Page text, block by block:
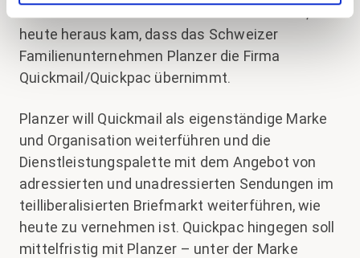
heute heraus kam, dass das Schweizer
Familienunternehmen Planzer die Firma
Quickmail/Quickpac übernimmt.
Planzer will Quickmail als eigenständige Marke
und Organisation weiterführen und die
Dienstleistungspalette mit dem Angebot von
adressierten und unadressierten Sendungen im
teilliberalisierten Briefmarkt weiterführen, wie
heute zu vernehmen ist. Quickpac hingegen soll
mittelfristig mit Planzer – unter der Marke